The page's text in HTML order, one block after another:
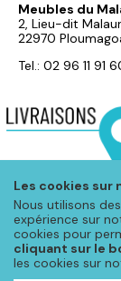
Les cookies sur
Nous utilisons
expérience sur
cookies pour
cliquant sur le
les cookies sur
Meubles du
2, Lieu-dit
22970
Tel.: 02 96 11 91